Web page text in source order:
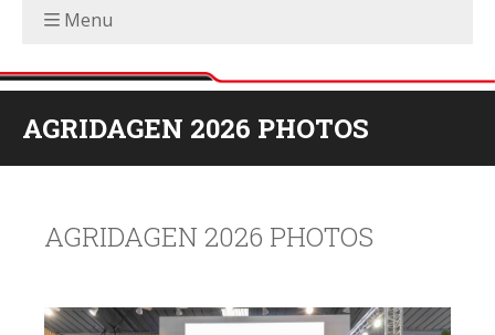
Menu
AGRIDAGEN 2026 PHOTOS
AGRIDAGEN 2026 PHOTOS